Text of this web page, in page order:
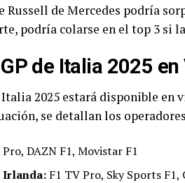
Russell de Mercedes podría
podría colarse en el top 3 si
de Italia 2025 en
2025 estará disponible en
se detallan los
DAZN F1, Movistar F1
Irlanda: F1 TV Pro, Sky Sports F1,